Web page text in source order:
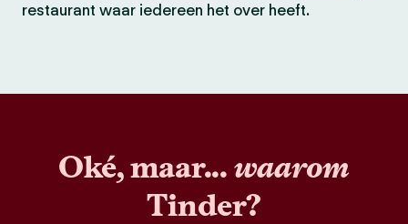
restaurant waar iedereen het over heeft.
Oké, maar...waarom
Tinder?